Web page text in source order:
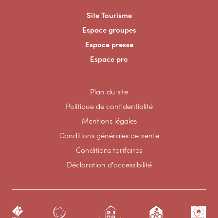
Site Tourisme
Espace groupes
Espace presse
Espace pro
Plan du site
Politique de confidentialité
Mentions légales
Conditions générales de vente
Conditions tarifaires
Déclaration d'accessibilité